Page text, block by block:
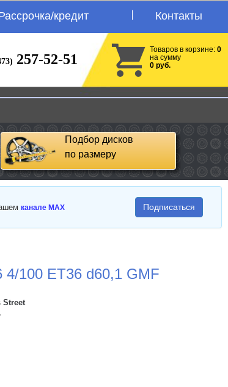
кредит Контакты
257-52-51
Товаров в корзине: 0
на сумму
0 руб.
Подбор дисков
по размеру
канале MAX Подписаться
4/100 ET36 d60,1 GMF
Street